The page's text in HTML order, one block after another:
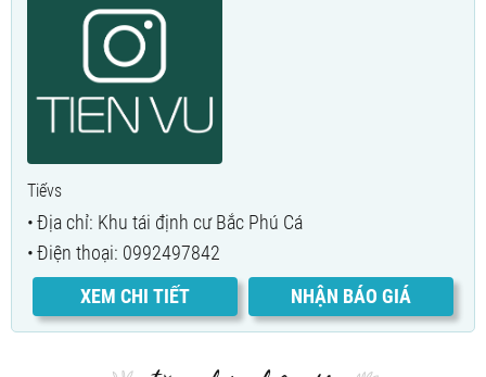
Tiếvs
Địa chỉ: Khu tái định cư Bắc Phú Cá
Điện thoại: 0992497842
XEM CHI TIẾT
NHẬN BÁO GIÁ